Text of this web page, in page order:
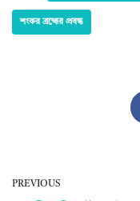
শংকর ব্রহ্মের প্রবন্ধ
PREVIOUS